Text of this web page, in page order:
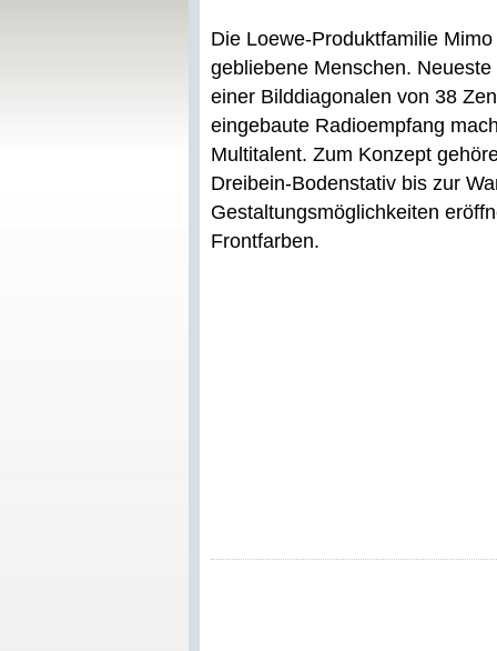
Die Loewe-Produktfamilie
gebliebene Menschen.
einer Bilddiagonalen von 38
eingebaute Radioempfang
Multitalent. Zum Konzept
Dreibein-Bodenstativ bis zur
Gestaltungsmöglichkeiten
Frontfarben.